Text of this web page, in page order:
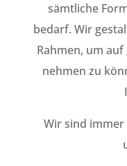
sämtliche
bedarf. Wir
Rahmen, um auf
nehmen zu
Wir sind